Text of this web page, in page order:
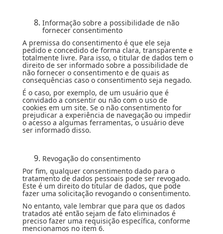
Informação sobre a possibilidade de não
fornecer consentimento
A premissa do consentimento é que ele seja
pedido e concedido de forma clara, transparente e
totalmente livre. Para isso, o titular de dados tem o
direito de ser informado sobre a possibilidade de
não fornecer o consentimento e de quais as
consequências caso o consentimento seja negado.
É o caso, por exemplo, de um usuário que é
convidado a consentir ou não com o uso de
cookies em um site. Se o não consentimento for
prejudicar a experiência de navegação ou impedir
o acesso a algumas ferramentas, o usuário deve
ser informado disso.
Revogação do consentimento
Por fim, qualquer consentimento dado para o
tratamento de dados pessoais pode ser revogado.
Este é um direito do titular de dados, que pode
fazer uma solicitação revogando o consentimento.
No entanto, vale lembrar que para que os dados
tratados até então sejam de fato eliminados é
preciso fazer uma requisição específica, conforme
mencionamos no item 6.